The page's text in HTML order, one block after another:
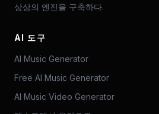
상상의 엔진을 구축하다.
AI 도구
AI Music Generator
Free AI Music Generator
AI Music Video Generator